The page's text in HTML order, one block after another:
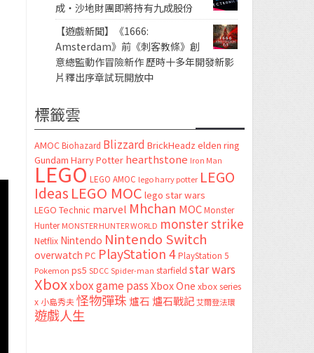
成・沙地財團即將持有九成股份
【遊戲新聞】《1666:
Amsterdam》前《刺客教條》創
意總監動作冒險新作 歷時十多年開發新影
片釋出序章試玩開放中
標籤雲
AMOC Biohazard Blizzard BrickHeadz elden ring
Gundam Harry Potter hearthstone Iron Man
LEGO LEGO AMOC lego harry potter LEGO
Ideas LEGO MOC lego star wars
LEGO Technic marvel Mhchan MOC Monster
Hunter MONSTER HUNTER WORLD monster strike
Netflix Nintendo Nintendo Switch
overwatch PC PlayStation 4 PlayStation 5
Pokemon ps5 SDCC Spider-man starfield star wars
Xboxxbox game passXbox One xbox series
x 小島秀夫怪物彈珠 爐石 爐石戰記艾爾登法環
遊戲人生